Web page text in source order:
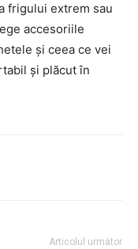
frigului extrem sau
accesoriile
și ceea ce vei
și plăcut în
Articolul următor